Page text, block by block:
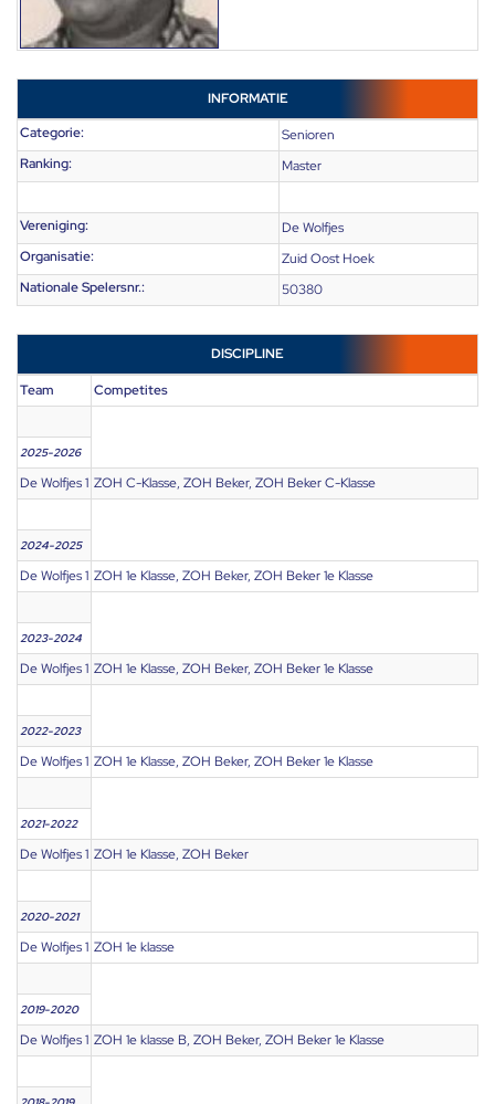
INFORMATIE
Categorie:
Senioren
Ranking:
Master
Vereniging:
De Wolfjes
Organisatie:
Zuid Oost Hoek
Nationale Spelersnr.:
50380
DISCIPLINE
Team Competites
2025-2026
De Wolfjes 1 ZOH C-Klasse, ZOH Beker, ZOH Beker C-Klasse
2024-2025
De Wolfjes 1 ZOH 1e Klasse, ZOH Beker, ZOH Beker 1e Klasse
2023-2024
De Wolfjes 1 ZOH 1e Klasse, ZOH Beker, ZOH Beker 1e Klasse
2022-2023
De Wolfjes 1 ZOH 1e Klasse, ZOH Beker, ZOH Beker 1e Klasse
2021-2022
De Wolfjes 1 ZOH 1e Klasse, ZOH Beker
2020-2021
De Wolfjes 1 ZOH 1e klasse
2019-2020
De Wolfjes 1 ZOH 1e klasse B, ZOH Beker, ZOH Beker 1e Klasse